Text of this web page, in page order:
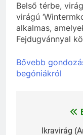
Belső térbe,
virágú
alkalmas,
Fejdugvánnyal
Bővebb
begóniákról
Bejegyzés
Ikravirág